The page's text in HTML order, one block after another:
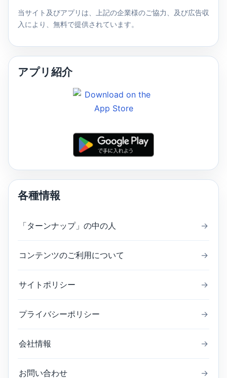
当サイト及びアプリは、上記の企業様のご協力、及び広告収
入により、無料で提供されています。
アプリ紹介
各種情報
「ターンナップ」の中の人 →
コンテンツのご利用について →
サイトポリシー →
プライバシーポリシー →
会社情報 →
お問い合わせ →